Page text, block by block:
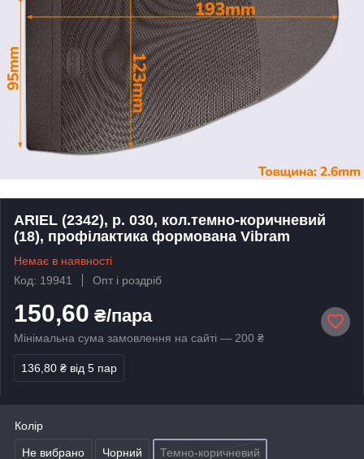
ARIEL (2342), р. 030, кол.темно-коричневий
(18), профілактика формована Vibram
Немає в наявності
Код: 19941
Опт і роздріб
150,60 ₴/пара
Мінімальна сума замовлення на сайті — 200 ₴
136,80 ₴ від 5 пар
Колір
Не вибрано Чорний Темно-коричневий